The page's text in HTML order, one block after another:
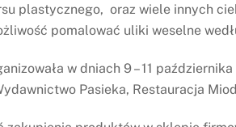
plastycznego, oraz wiele innych
pomalować uliki weselne
w dniach 9 – 11
Pasieka, Restauracja